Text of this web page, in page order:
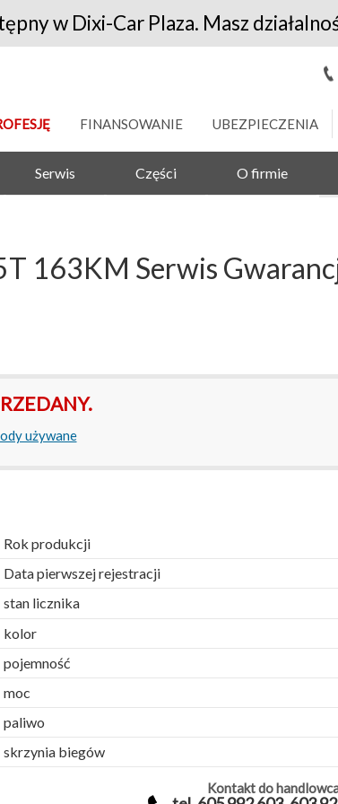
w Dixi-Car Plaza. Masz
FINANSOWANIE UBEZPIECZENIA
Serwis Części O firmie
163KM Serwis
używane
Rok produkcji
Data pierwszej rejestracji
stan licznika
kolor
pojemność
moc
paliwo
skrzynia biegów
Kontakt do